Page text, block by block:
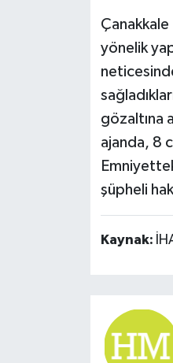
yönelik
gözaltına
ajanda, 8
şüpheli
Kaynak: